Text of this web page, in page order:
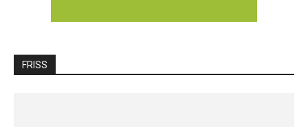
FRISS